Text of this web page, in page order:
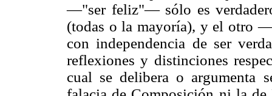
—"ser feliz"— sólo es
(todas o la mayoría), y el otro
con independencia de ser
reflexiones y distinciones
cual se delibera o argumenta